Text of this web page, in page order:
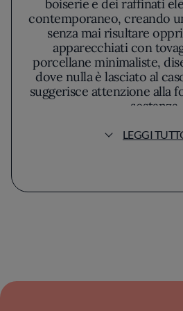
boiserie e dei raffinati
contemporaneo, creando
senza mai risultare
apparecchiati con
porcellane minimaliste,
dove nulla è lasciato al
suggerisce attenzione alla
sostanza.
Al centro di questa
ritrovano le radici
segue un ritmo
LEGGI